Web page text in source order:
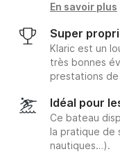
En savoir plus
Super
Klaric est un
très bonnes
prestations
Idéal pour
Ce bateau
la pratique de
nautiques…).